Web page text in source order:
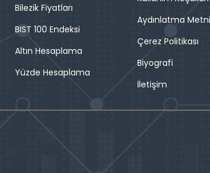
Bilezik Fiyatları
BIST 100 Endeksi
Altın Hesaplama
Yüzde Hesaplama
Aydınlatma Metni
Çerez Politikası
Biyografi
İletişim